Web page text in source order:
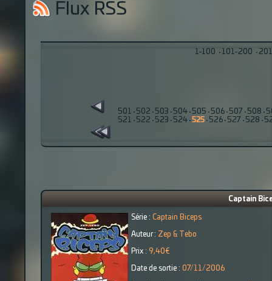
Flux RSS
1-100 · 101-200 ·
501 · 502 · 503 · 504 · 505 · 506 · 507 · 508 ·
521
· 522 · 523 · 524 ·525 · 526 · 527 · 528 ·
Captain
Série : Captain Biceps
Auteur : Zep & Tebo
Prix : 9,40€
Date de sortie : 07/11/2006